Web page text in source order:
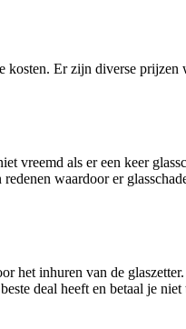
Er zijn diverse
als er een keer
waardoor er
het inhuren van de
deal heeft en betaal je